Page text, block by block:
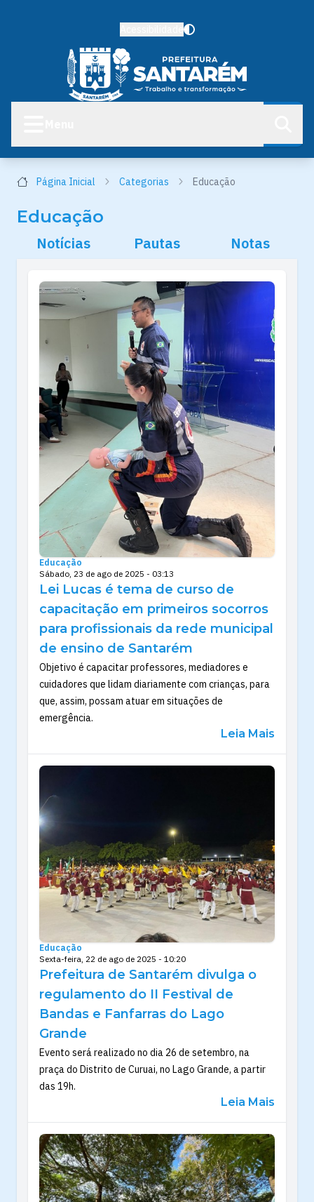
Página Inicial Categorias Educação
Educação
Notícias Pautas Notas
Educação
Sábado, 23 de ago de 2025 - 03:13
Lei Lucas é tema de curso de
capacitação em primeiros socorros
para profissionais da rede municipal
de ensino de Santarém
Objetivo é capacitar professores, mediadores e
cuidadores que lidam diariamente com crianças, para
que, assim, possam atuar em situações de
emergência.
Leia Mais
Educação
Sexta-feira, 22 de ago de 2025 - 10:20
Prefeitura de Santarém divulga o
regulamento do II Festival de
Bandas e Fanfarras do Lago
Grande
Evento será realizado no dia 26 de setembro, na
praça do Distrito de Curuai, no Lago Grande, a partir
das 19h.
Leia Mais